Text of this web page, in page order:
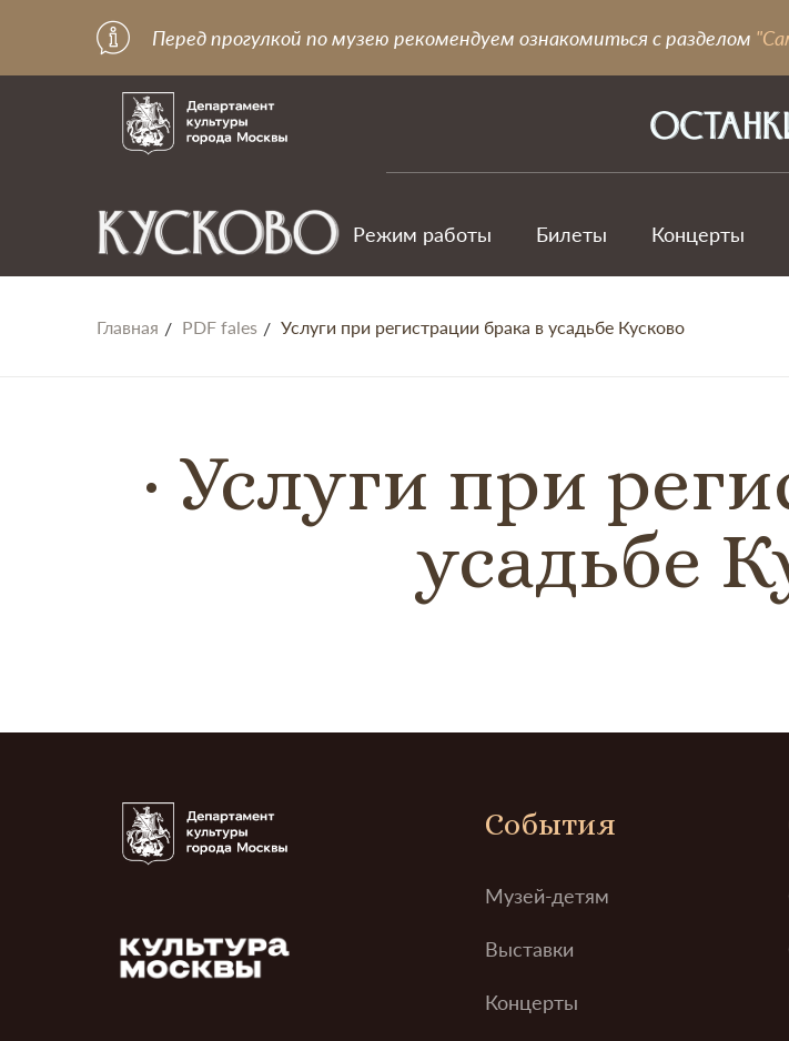
Перед прогулкой по музею рекомендуем ознакомиться с разделом
Режим работы Билеты Концерты
Главная PDF fales Услуги при регистрации брака в усадьбе Кусково
Услуги при
усадьбе
События
Музей-детям
Выставки
Концерты